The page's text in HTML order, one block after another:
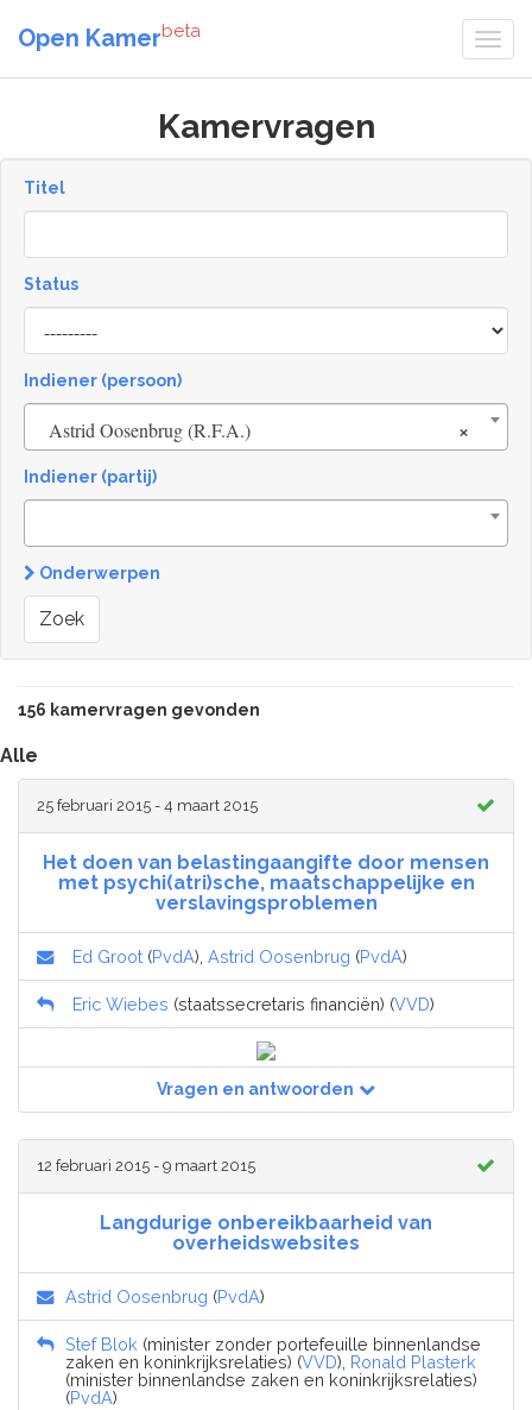
Open Kamerbeta
Kamervragen
Titel
Status
[invalid
name]
Indiener (persoon)
×
Astrid Oosenbrug (R.F.A.)
Indiener (partij)
Onderwerpen
Zoek
156 kamervragen gevonden
Alle
25 februari 2015 - 4 maart 2015
Het doen van belastingaangifte door mensen
met psychi(atri)sche, maatschappelijke en
verslavingsproblemen
Ed Groot (PvdA), Astrid Oosenbrug (PvdA)
Eric Wiebes (staatssecretaris financiën) (VVD)
Vragen en antwoorden
12 februari 2015 - 9 maart 2015
Langdurige onbereikbaarheid van
overheidswebsites
Astrid Oosenbrug (PvdA)
Stef Blok (minister zonder portefeuille binnenlandse
zaken en koninkrijksrelaties) (VVD), Ronald Plasterk
(minister binnenlandse zaken en koninkrijksrelaties)
(PvdA)